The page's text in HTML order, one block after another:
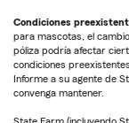
Condiciones
para mascotas, el
póliza podría afectar
condiciones
Informe a su agente de
convenga mantener.